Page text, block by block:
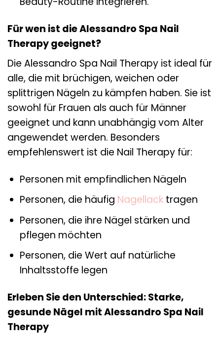
Für wen ist die Alessandro Spa Nail
Therapy geeignet?
Die Alessandro Spa Nail Therapy ist ideal für
alle, die mit brüchigen, weichen oder
splittrigen Nägeln zu kämpfen haben. Sie ist
sowohl für Frauen als auch für Männer
geeignet und kann unabhängig vom Alter
angewendet werden. Besonders
empfehlenswert ist die Nail Therapy für:
Personen mit empfindlichen Nägeln
Personen, die häufig Nagellacktragen
Personen, die ihre Nägel stärken und
pflegen möchten
Personen, die Wert auf natürliche
Inhaltsstoffe legen
Erleben Sie den Unterschied: Starke,
gesunde Nägel mit Alessandro Spa Nail
Therapy